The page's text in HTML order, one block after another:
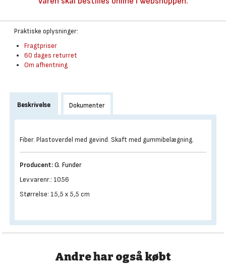
Praktiske oplysninger:
Fragtpriser
60 dages returret
Om afhentning
Beskrivelse Dokumenter
Fiber. Plastoverdel med gevind. Skaft med gummibelægning.
Producent:G. Funder
Lev.varenr.: 1056
Størrelse: 15,5 x 5,5 cm
Andre har også købt